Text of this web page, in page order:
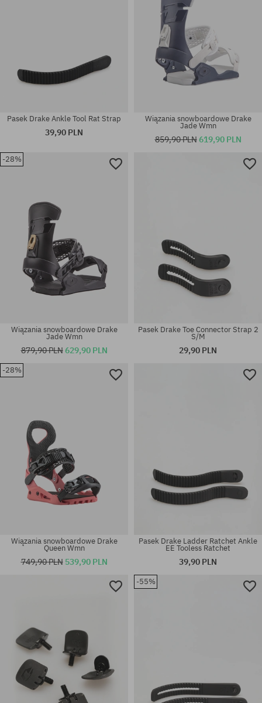
Pasek Drake Ankle Tool Rat Strap
39,90 PLN
Wiązania snowboardowe Drake
Jade Wmn
859,90 PLN619,90 PLN
-28%
Wiązania snowboardowe Drake
Jade Wmn
879,90 PLN629,90 PLN
Pasek Drake Toe Connector Strap 2
S/M
29,90 PLN
-28%
Wiązania snowboardowe Drake
Queen Wmn
749,90 PLN 539,90 PLN
Pasek Drake Ladder Ratchet Ankle
EE Tooless Ratchet
39,90 PLN
-55%